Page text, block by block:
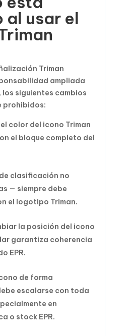
usar el
Triman
ampliada
siguientes cambios
prohibidos:
color del icono Triman
el bloque completo del
clasificación no
— siempre debe
el logotipo Triman.
la posición del icono
garantiza coherencia
EPR.
de forma
escalarse con toda
en
o stock EPR.